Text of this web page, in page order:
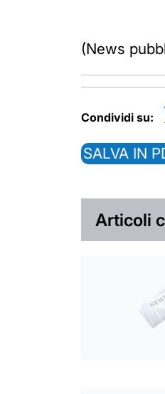
(News
Condividi su:
SALVA IN
Articoli